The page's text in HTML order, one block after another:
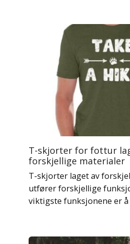
T-skjorter for fottur
forskjellige materialer
T-skjorter laget av
utfører forskjellige
viktigste funksjonene er